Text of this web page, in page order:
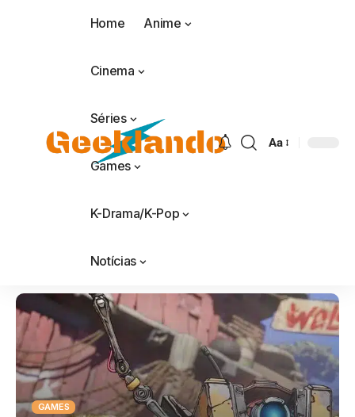
Home Anime
Cinema
Séries
Games
K-Drama/K-Pop
Notícias
Aa
GAMES